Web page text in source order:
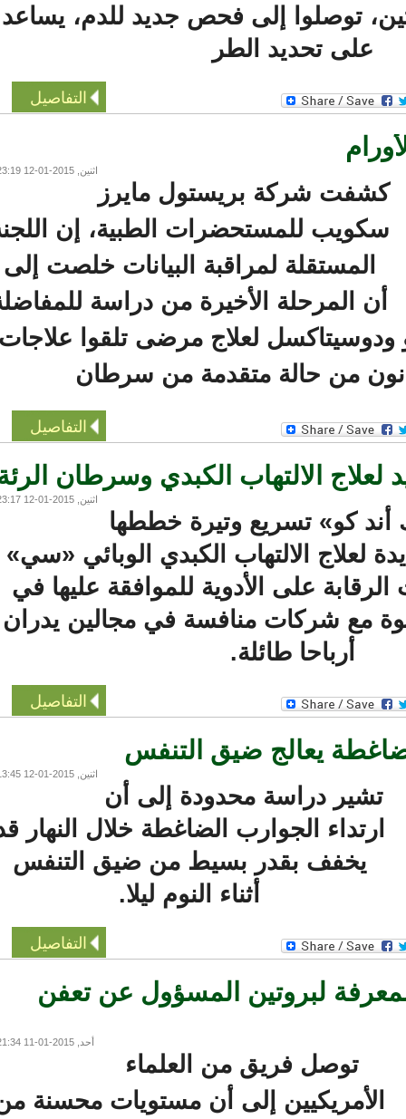
توصلوا إلى فحص جديد للدم، يساعد
على تحديد الطر
التفاصيل
اثنين, 2015-01-12 23:19
شركة بريستول مايرز
للمستحضرات الطبية، إن اللجنة
المستقلة لمراقبة البيانات خلصت إلى
المرحلة الأخيرة من دراسة للمفاضلة
لعلاج مرضى تلقوا علاجات
من حالة متقدمة من سرطان
التفاصيل
الالتهاب الكبدي وسرطان الرئة
اثنين, 2015-01-12 23:17
كو» تسريع وتيرة خططها
لعلاج الالتهاب الكبدي الوبائي «سي»
على الأدوية للموافقة عليها في
مع شركات منافسة في مجالين يدران
أرباحا طائلة.
التفاصيل
يعالج ضيق التنفس
اثنين, 2015-01-12 13:45
تشير دراسة محدودة إلى أن
ارتداء الجوارب الضاغطة خلال النهار قد
يخفف بقدر بسيط من ضيق التنفس
أثناء النوم ليلا.
التفاصيل
لبروتين المسؤول عن تعفن
توصل فريق من العلماء
الأمريكيين إلى أن مستويات محسنة من